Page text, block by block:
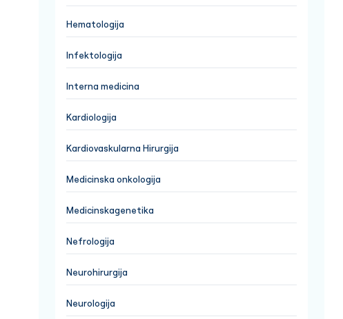
Hematologija
Infektologija
Interna medicina
Kardiologija
Kardiovaskularna Hirurgija
Medicinska onkologija
Medicinskagenetika
Nefrologija
Neurohirurgija
Neurologija